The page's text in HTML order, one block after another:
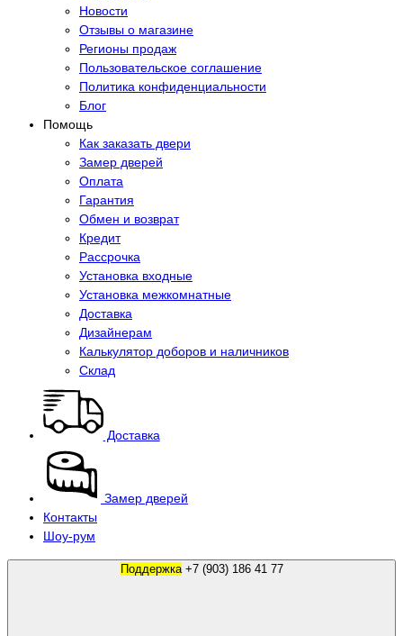
Новости
Отзывы о магазине
Регионы продаж
Пользовательское соглашение
Политика конфиденциальности
Блог
Помощь
Как заказать двери
Замер дверей
Оплата
Гарантия
Обмен и возврат
Кредит
Рассрочка
Установка входные
Установка межкомнатные
Доставка
Дизайнерам
Калькулятор доборов и наличников
Склад
Доставка
Замер дверей
Контакты
Шоу-рум
Поддержка +7 (903) 186 41 77